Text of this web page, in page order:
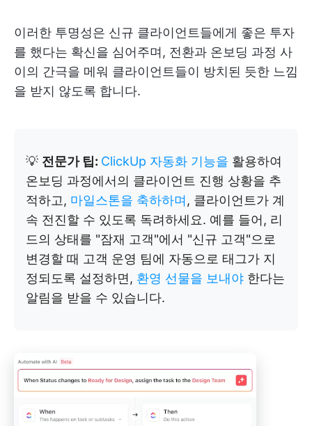
이러한 투명성은 신규 클라이언트들에게 좋은 투자
를 했다는 확신을 심어주며, 전환과 온보딩 과정 사
이의 간극을 메워 클라이언트들이 방치된 듯한 느낌
을 받지 않도록 합니다.
💡 전문가 팁: ClickUp 자동화 기능을 활용하여
온보딩 과정에서의 클라이언트 진행 상황을 추
적하고, 마일스톤을 축하하며 , 클라이언트가 계
속 전진할 수 있도록 독려하세요. 예를 들어, 리
드의 상태를 "잠재 고객"에서 "신규 고객"으로
변경할 때 고객 운영 팀에 자동으로 태그가 지
정되도록 설정하면, 환영 선물을 보내야 한다는
알림을 받을 수 있습니다.